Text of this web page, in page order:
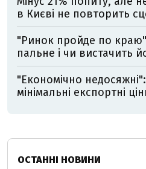
в Києві не повторить
"Ринок пройде по
пальне і чи вистачить
"Економічно
мінімальні експортні
ОСТАННІ НОВИНИ